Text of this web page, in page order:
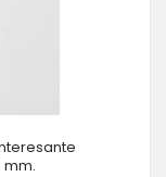
mm.